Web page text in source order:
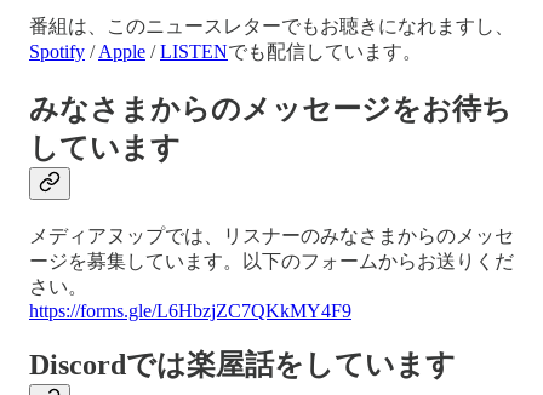
番組は、このニュースレターでもお聴きになれますし、
Spotify /Apple /LISTENでも配信しています。
みなさまからのメッセージをお待ち
しています
メディアヌップでは、リスナーのみなさまからのメッセ
ージを募集しています。以下のフォームからお送りくだ
さい。
https://forms.gle/L6HbzjZC7QKkMY4F9
Discordでは楽屋話をしています